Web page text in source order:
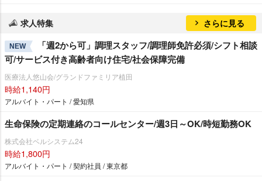
求人特集 さらに見る
NEW
「週2から可」調理スタッフ/調理師免許必須/シフト相談
可/サービス付き高齢者向け住宅/社会保障完備
医療法人悠山会/グランドファミリア植田
時給1,140円
アルバイト・パート / 愛知県
生命保険の定期連絡のコールセンター/週3日～OK/時短勤務OK
株式会社ベルシステム24
時給1,800円
アルバイト・パート / 契約社員 / 東京都